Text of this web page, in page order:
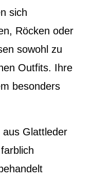
sich
Röcken oder
sowohl zu
Outfits. Ihre
besonders
Glattleder